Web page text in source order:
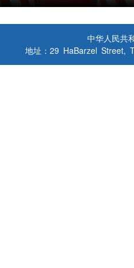
中华人民共
地址：29 HaBarzel Street,